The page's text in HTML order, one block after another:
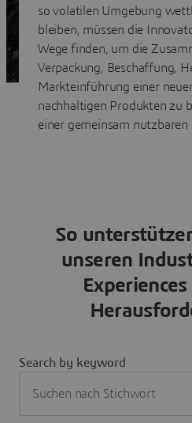
so volatilen Umgebung
bleiben, müssen die
Wege finden, um die
Verpackung, Beschaffung,
Markteinführung einer
nachhaltigen Produkten zu
einer gemeinsam
So
unseren
Search by keyword